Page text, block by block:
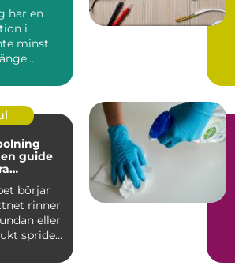
har en
i
minst
börjar
rinner
eller
sprider